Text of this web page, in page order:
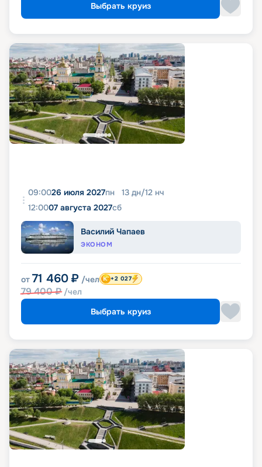
Выбрать круиз
09:0026 июля 2027пн 13 дн/12 нч
12:0007 августа 2027сб
Василий Чапаев
ЭКОНОМ
от 71 460 ₽ /чел
79 400₽ /чел
+2 027
Выбрать круиз